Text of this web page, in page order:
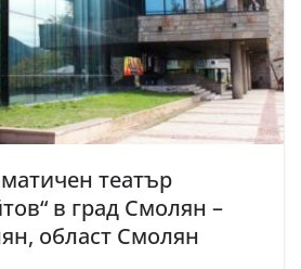
театър
в град Смолян –
област Смолян